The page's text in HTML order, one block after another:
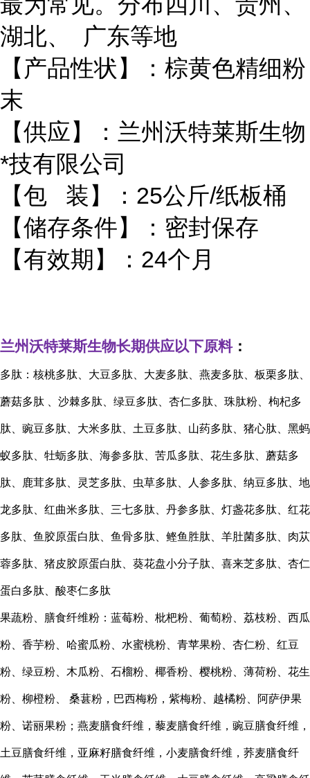
湖北、 广东等地
【产品性状】：棕黄色精细粉
末
【供应】：兰州沃特莱斯生物
*技有限公司
【包 装】：25公斤/纸板桶
【储存条件】：密封保存
【有效期】：24个月
兰州沃特莱斯生物长期供应以下原料：
多肽：核桃多肽、大豆多肽、大麦多肽、燕麦多肽、板栗多肽、
蘑菇多肽 、沙棘多肽、绿豆多肽、杏仁多肽、珠肽粉、枸杞多
肽、豌豆多肽、大米多肽、土豆多肽、山药多肽、猪心肽、黑蚂
蚁多肽、牡蛎多肽、海参多肽、苦瓜多肽、花生多肽、蘑菇多
肽、鹿茸多肽、灵芝多肽、虫草多肽、人参多肽、纳豆多肽、地
龙多肽、红曲米多肽、三七多肽、丹参多肽、灯盏花多肽、红花
多肽、鱼胶原蛋白肽、鱼骨多肽、鲣鱼胜肽、羊肚菌多肽、肉苁
蓉多肽、猪皮胶原蛋白肽、葵花盘小分子肽、喜来芝多肽、杏仁
蛋白多肽、酸枣仁多肽
果蔬粉、膳食纤维粉：蓝莓粉、枇杷粉、葡萄粉、荔枝粉、西瓜
粉、香芋粉、哈蜜瓜粉、水蜜桃粉、青苹果粉、杏仁粉、红豆
粉、绿豆粉、木瓜粉、石榴粉、椰香粉、樱桃粉、薄荷粉、花生
粉、柳橙粉、 桑葚粉，巴西梅粉，紫梅粉、越橘粉、阿萨伊果
粉、诺丽果粉；燕麦膳食纤维，藜麦膳食纤维，豌豆膳食纤维，
土豆膳食纤维，亚麻籽膳食纤维，小麦膳食纤维，荞麦膳食纤